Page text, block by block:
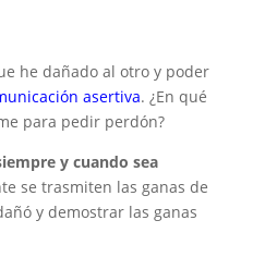
he dañado al otro y poder
asertiva. ¿En qué
para pedir perdón?
y cuando sea
se trasmiten las ganas de
y demostrar las ganas